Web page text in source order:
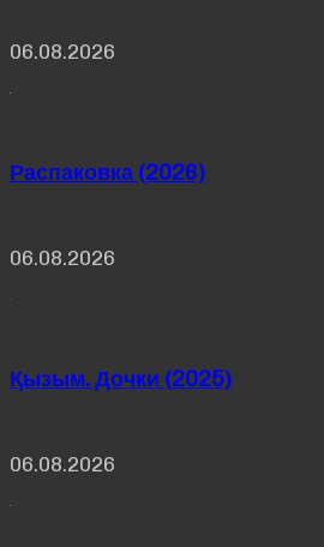
06.08.2026
Распаковка (2026)
06.08.2026
Қызым. Дочки (2025)
06.08.2026